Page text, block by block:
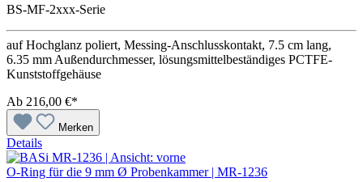
BS-MF-2xxx-Serie
auf Hochglanz poliert, Messing-Anschlusskontakt, 7.5 cm lang,
6.35 mm Außendurchmesser, lösungsmittelbeständiges PCTFE-
Kunststoffgehäuse
Ab 216,00 €*
Merken
Details
O-Ring für die 9 mm Ø Probenkammer | MR-1236